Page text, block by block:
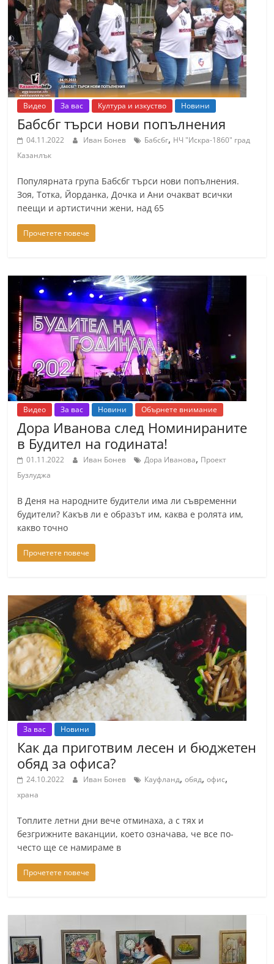
т
К
а
з
а
н
л
ъ
о
б
а
С
т
а
р
а
З
а
г
о
р
а
a
a
n
a
k
.
i
n
f
o
,
k
a
z
a
l
a
k
-
b
i
n
Видео За вас Култура и изкуство Новини
Бабсбг търси нови попълнения
04.11.2022 Иван Бонев Бабсбг, НЧ "Искра-1860" град
Казанлък
Популярната група Бабсбг търси нови попълнения.
Зоя, Тотка, Йорданка, Дочка и Ани очакват всички
пеещи и артистични жени, над 65
Прочетете повече
Видео За вас Новини Обърнете внимание
Дора Иванова след Номинираните
в Будител на годината!
01.11.2022 Иван Бонев Дора Иванова, Проект
Бузлуджа
В Деня на народните будители има ли съвременни
будители? Какъв ли е образът им, каква е ролята им,
какво точно
Прочетете повече
За вас Новини
Как да приготвим лесен и бюджетен
обяд за офиса?
24.10.2022 Иван Бонев Кауфланд,обяд,офис,
храна
Топлите летни дни вече отминаха, а с тях и
безгрижните ваканции, което означава, че все по-
често ще се намираме в
Прочетете повече